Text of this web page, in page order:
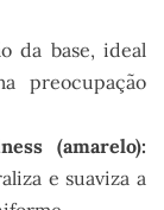
da base, ideal
preocupação
(amarelo):
e suaviza a